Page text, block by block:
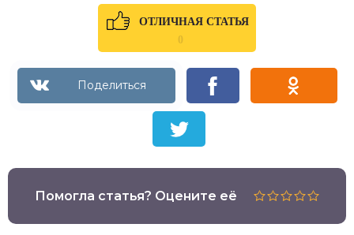
ОТЛИЧНАЯ СТАТЬЯ
0
Помогла статья? Оцените её